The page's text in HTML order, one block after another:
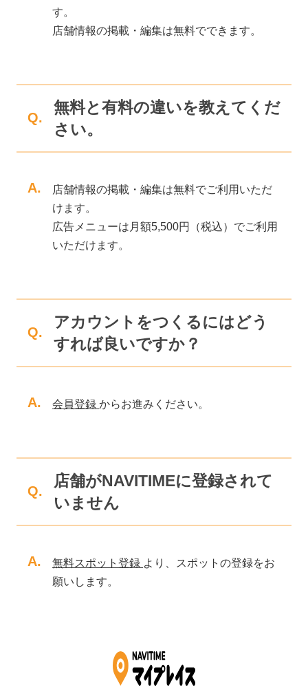
す。
店舗情報の掲載・編集は無料でできます。
Q.
無料と有料の違いを教えてくだ
さい。
A.
店舗情報の掲載・編集は無料でご利用いただ
けます。
広告メニューは月額5,500円（税込）でご利用
いただけます。
Q.
アカウントをつくるにはどう
すれば良いですか？
A. 会員登録 からお進みください。
Q.
店舗がNAVITIMEに登録されて
いません
A. 無料スポット登録 より、スポットの登録をお
願いします。